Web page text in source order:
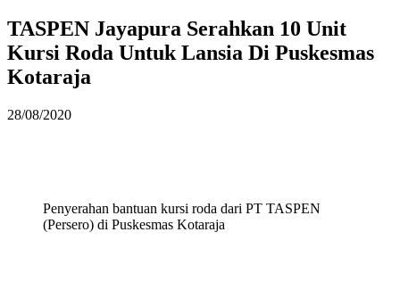
TASPEN Jayapura Serahkan 10 Unit
Kursi Roda Untuk Lansia Di Puskesmas
Kotaraja
28/08/2020
Penyerahan bantuan kursi roda dari PT TASPEN
(Persero) di Puskesmas Kotaraja